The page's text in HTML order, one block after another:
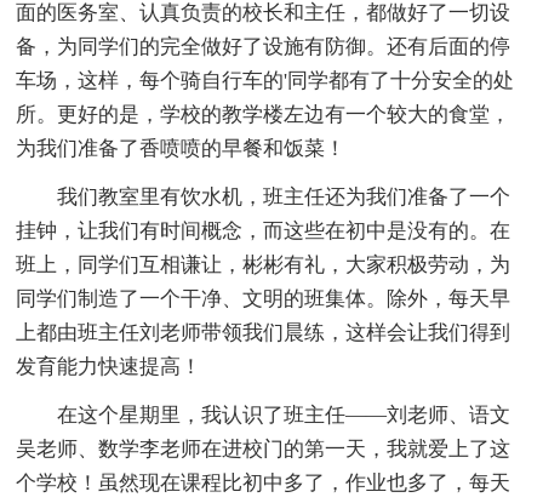
面的医务室、认真负责的校长和主任，都做好了一切设
备，为同学们的完全做好了设施有防御。还有后面的停
车场，这样，每个骑自行车的'同学都有了十分安全的处
所。更好的是，学校的教学楼左边有一个较大的食堂，
为我们准备了香喷喷的早餐和饭菜！
我们教室里有饮水机，班主任还为我们准备了一个
挂钟，让我们有时间概念，而这些在初中是没有的。在
班上，同学们互相谦让，彬彬有礼，大家积极劳动，为
同学们制造了一个干净、文明的班集体。除外，每天早
上都由班主任刘老师带领我们晨练，这样会让我们得到
发育能力快速提高！
在这个星期里，我认识了班主任——刘老师、语文
吴老师、数学李老师在进校门的第一天，我就爱上了这
个学校！虽然现在课程比初中多了，作业也多了，每天